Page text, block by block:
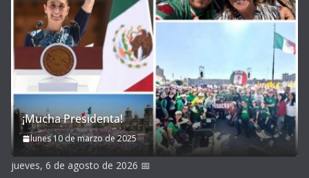
¡Mucha Presidenta!
lunes 10 de marzo de 2025
jueves, 6 de agosto de 2026 📅